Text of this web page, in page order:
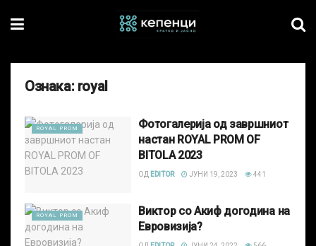
Ознака: royal
ROYAL PROM
Фотогалерија од завршниот
настан ROYAL PROM OF
BITOLA 2023
ОД EDITOR ЈУНИ 19, 2023 441
ROYAL PROM
Виктор со Акиф догодина на
Евровизија?